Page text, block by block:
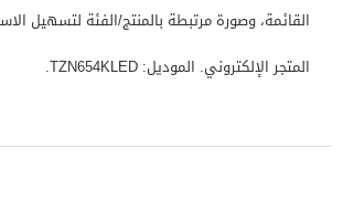
القائمة، وصورة مرتبطة بالمنتج/الفئة لتسهيل
المتجر الإلكتروني. الموديل: TZN654KLED.